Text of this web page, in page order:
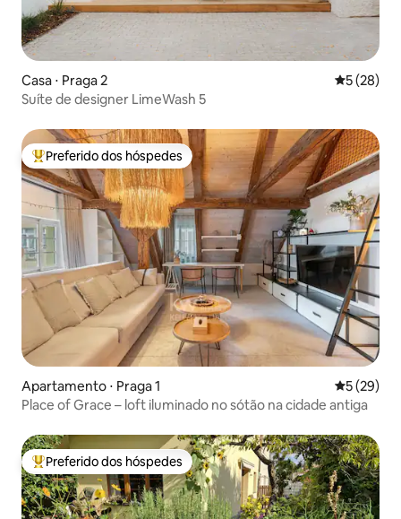
Casa ⋅ Praga 2 5 de uma
5 (28)
Suíte de designer LimeWash 5
Entre os melhores preferidos dos hóspedes
Preferido dos hóspedes
Apartamento ⋅ Praga 1 5 de uma
5 (29)
Place of Grace – loft iluminado no sótão na cidade antiga
Entre os melhores preferidos dos hóspedes
Preferido dos hóspedes